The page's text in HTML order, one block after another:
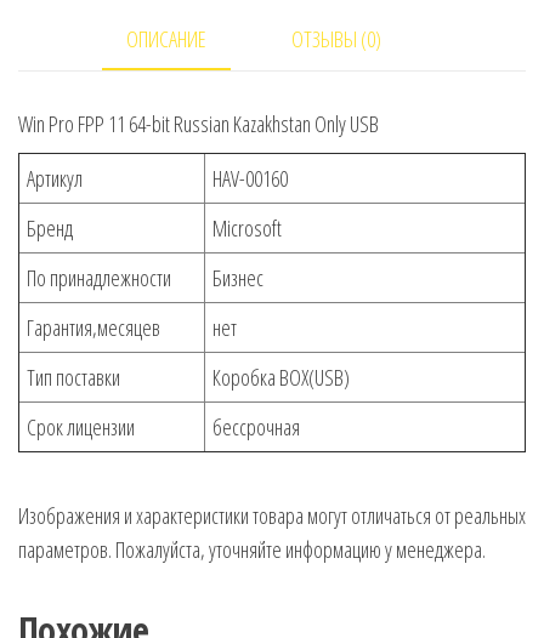
(HAV-
00160)
ОПИСАНИЕ ОТЗЫВЫ (0)
Win Pro FPP 11 64-bit Russian Kazakhstan Only USB
Артикул
HAV-00160
Бренд
Microsoft
По принадлежности
Бизнес
Гарантия,месяцев
нет
Тип поставки
Коробка BOX(USB)
Срок лицензии
бессрочная
Изображения и характеристики товара могут отличаться от реальных
параметров. Пожалуйста, уточняйте информацию у менеджера.